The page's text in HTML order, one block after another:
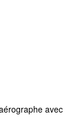
avec